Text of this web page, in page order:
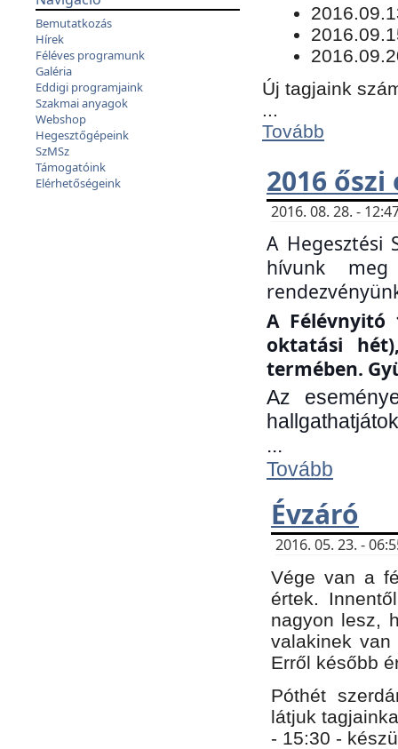
Bemutatkozás
Hírek
Féléves programunk
Galéria
Eddigi programjaink
Szakmai anyagok
Webshop
Hegesztőgépeink
SzMSz
Támogatóink
Elérhetőségeink
Új tagjaink
...
Tovább
2016
2016. 08. 28. -
A Hegesztési
hívunk
A Félévnyitó
oktatási
termében.
Az
...
Tovább
Évzáró
2016. 05. 23. -
Vége van a
értek.
nagyon lesz,
valakinek
Erről később
Póthét
látjuk
- 15:30 -